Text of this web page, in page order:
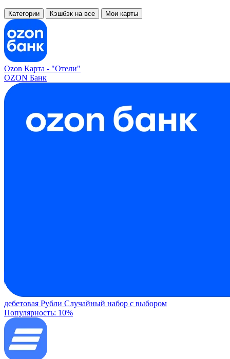
Категории Кэшбэк на все Мои карты
Ozon Карта - "Отели"
OZON Банк
дебетовая Рубли Случайный набор с выбором
Популярность: 10%